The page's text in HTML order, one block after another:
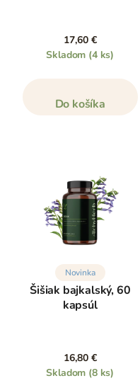
17,60 €
Skladom (4 ks)
Do košíka
Novinka
Šišiak bajkalský, 60
kapsúl
16,80 €
Skladom (8 ks)